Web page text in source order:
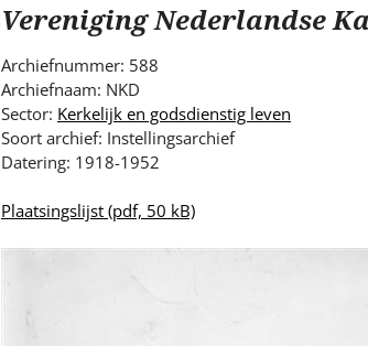
i
.
Vereniging Nederlandse
Archiefnummer: 588
Archiefnaam: NKD
Sector: Kerkelijk en godsdienstig leven
Soort archief: Instellingsarchief
Datering: 1918-1952
Plaatsingslijst(pdf, 50 kB)